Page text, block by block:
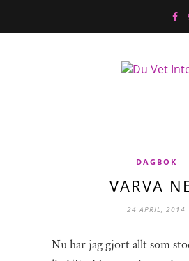
DAGBOK
VARVA
24 APRIL, 2014
Nu har jag gjort allt som